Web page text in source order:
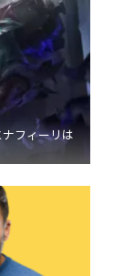
フィーリは